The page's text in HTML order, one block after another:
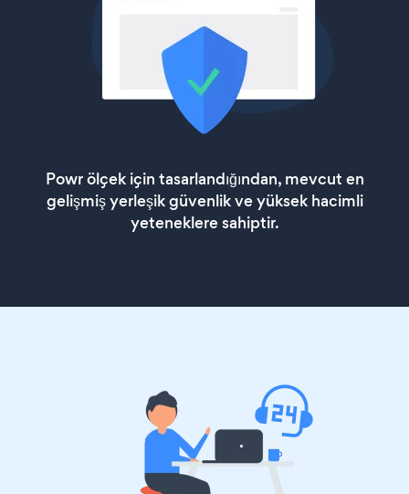
Powr ölçek için tasarlandığından, mevcut en
gelişmiş yerleşik güvenlik ve yüksek hacimli
yeteneklere sahiptir.